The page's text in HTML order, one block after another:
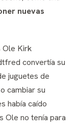
nuevas
Ole Kirk
convertía su
juguetes de
cambiar su
había caído
Ole no tenía para